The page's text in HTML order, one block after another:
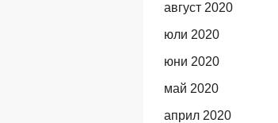
август 2020
юли 2020
юни 2020
май 2020
април 2020